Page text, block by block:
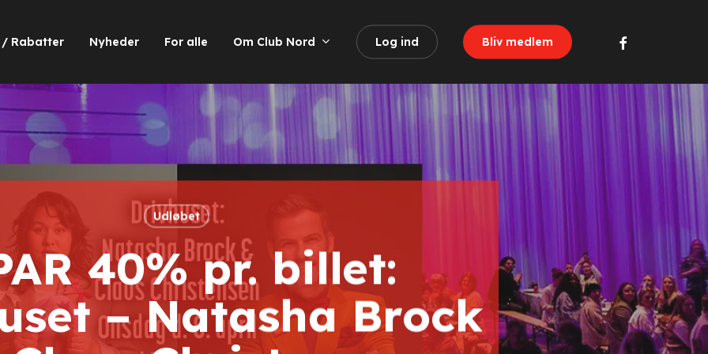
/ Rabatter Nyheder For alle Om Club Nord Log ind Bliv medlem facebook
Udløbet
40% pr. billet:
– Natasha Brock